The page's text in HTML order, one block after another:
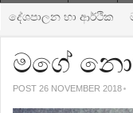
දේශපාලන හා ආර්ථික
මගේ
POST 26 NOVEMBER 2018